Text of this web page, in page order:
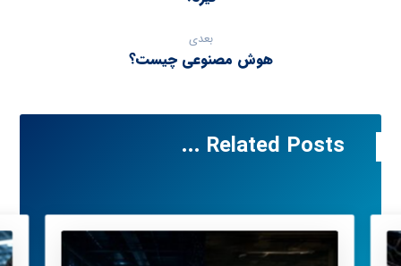
بعدی
هوش مصنوعی چیست؟
Related Posts ...